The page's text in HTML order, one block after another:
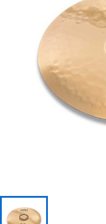
ドラム
管楽器